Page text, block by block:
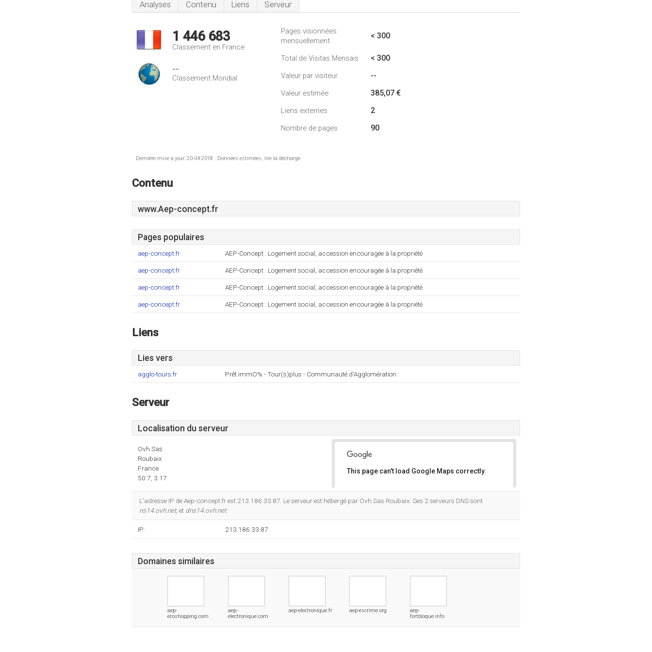
Analyses Contenu Liens Serveur
1 446 683
Classement en France
--
Classement Mondial
Pages visionnées
mensuellement
< 300
Total de Visitas Mensais < 300
Valeur par visiteur --
Valeur estimée 385,07 €
Liens externes 2
Nombre de pages 90
Dernière mise à jour: 20-04-2018 . Données estimées, lire la décharge.
Contenu
www.Aep-concept.fr
Pages populaires
aep-concept.fr AEP-Concept : Logement social, accession encouragée à la propriété
aep-concept.fr AEP-Concept : Logement social, accession encouragée à la propriété
aep-concept.fr AEP-Concept : Logement social, accession encouragée à la propriété
aep-concept.fr AEP-Concept : Logement social, accession encouragée à la propriété
Liens
Lies vers
agglo-tours.fr Prêt immO% - Tour(s)plus - Communauté d'Agglomération
Serveur
Localisation du serveur
Ovh Sas
Roubaix
France
50.7, 3.17
This page can't load Google Maps correctly.
L'adresse IP de Aep-concept.fr est 213.186.33.87. Le serveur est hébergé par Ovh Sas Roubaix. Ses 2 serveurs DNS sont
ns14.ovh.net, et dns14.ovh.net.
IP: 213.186.33.87
Domaines similaires
aep-
ecoshopping.com
aep-
electronique.com
aep-electronique.fr aep-escrime.org
aep-
fortbloque.info